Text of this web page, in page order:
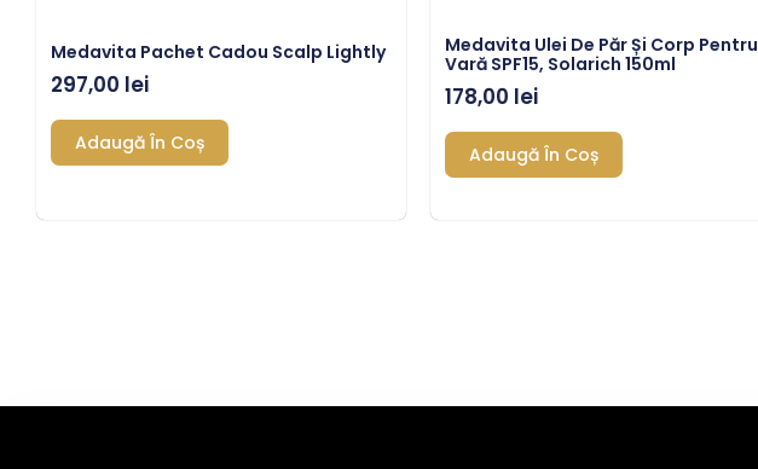
Medavita Pachet Cadou Scalp Lightly
297,00 lei
Adaugă În Coș
Medavita Ulei De Păr Și Corp Pentru
Vară SPF15, Solarich 150ml
178,00 lei
Adaugă În Coș